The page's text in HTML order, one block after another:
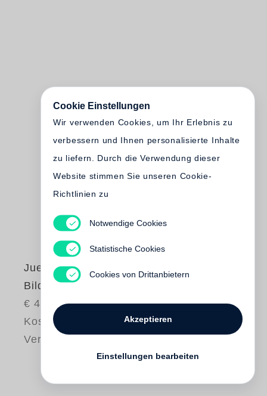
Juergen Teller
Bilder und Texte
€ 48.00
Kostenloser
Versand
Cookie Einstellungen
Wir verwenden Cookies, um Ihr Erlebnis zu
verbessern und Ihnen personalisierte Inhalte
zu liefern. Durch die Verwendung dieser
Website stimmen Sie unseren Cookie-
Richtlinien zu
Notwendige Cookies
Statistische Cookies
Cookies von Drittanbietern
Akzeptieren
Einstellungen bearbeiten